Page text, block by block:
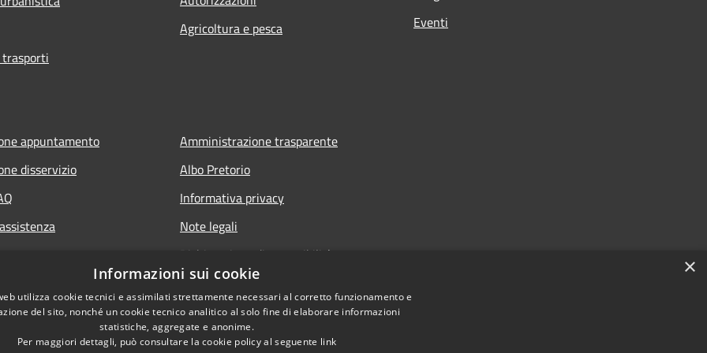
Agricoltura e pesca
Eventi
appuntamento
disservizio
Amministrazione trasparente
Albo Pretorio
Informativa privacy
Note legali
Dichiarazione di accessibilità
Accesso Riservato Forze di Polizia
Archivio vecchio sito
×
Informazioni sui cookie
utilizza cookie tecnici e assimilati strettamente necessari al corretto funzionamento e
del sito, nonché un cookie tecnico analitico al solo fine di elaborare informazioni
statistiche, aggregate e anonime.
Per maggiori dettagli, può consultare la cookie policy al seguente link